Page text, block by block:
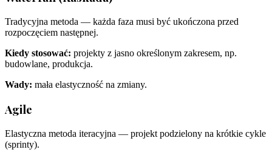
Tradycyjna metoda — każda faza musi być ukończona przed
rozpoczęciem następnej.
Kiedy stosować: projekty z jasno określonym zakresem, np.
budowlane, produkcja.
Wady: mała elastyczność na zmiany.
Agile
Elastyczna metoda iteracyjna — projekt podzielony na krótkie cykle
(sprinty).